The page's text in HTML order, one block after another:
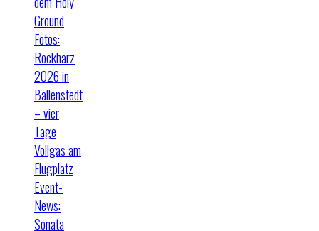
Ground
Fotos:
Rockharz
2026 in
Ballenstedt
– vier
Tage
Vollgas am
Flugplatz
Event-
News:
Sonata